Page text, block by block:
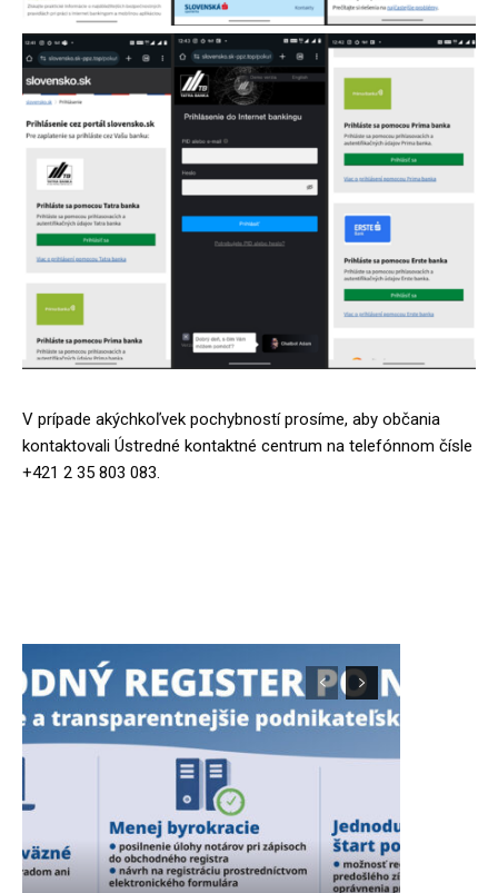
V prípade akýchkoľvek pochybností prosíme, aby občania
kontaktovali Ústredné kontaktné centrum na telefónnom čísle
+421 2 35 803 083.